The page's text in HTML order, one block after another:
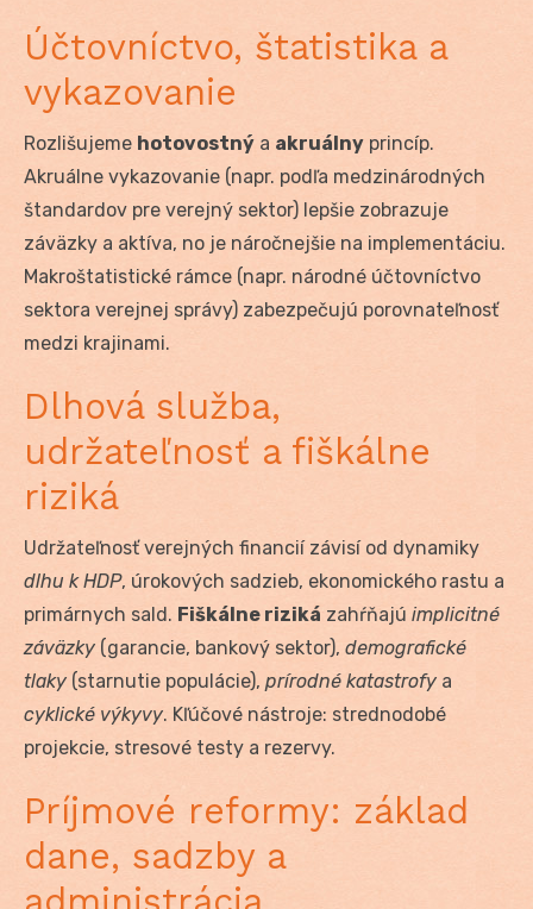
Účtovníctvo, štatistika a
vykazovanie
Rozlišujeme hotovostný a akruálny princíp.
Akruálne vykazovanie (napr. podľa medzinárodných
štandardov pre verejný sektor) lepšie zobrazuje
záväzky a aktíva, no je náročnejšie na implementáciu.
Makroštatistické rámce (napr. národné účtovníctvo
sektora verejnej správy) zabezpečujú porovnateľnosť
medzi krajinami.
Dlhová služba,
udržateľnosť a fiškálne
riziká
Udržateľnosť verejných financií závisí od dynamiky
dlhu k HDP, úrokových sadzieb, ekonomického rastu a
primárnych sald. Fiškálne riziká zahŕňajú implicitné
záväzky (garancie, bankový sektor), demografické
tlaky (starnutie populácie), prírodné katastrofy a
cyklické výkyvy. Kľúčové nástroje: strednodobé
projekcie, stresové testy a rezervy.
Príjmové reformy: základ
dane, sadzby a